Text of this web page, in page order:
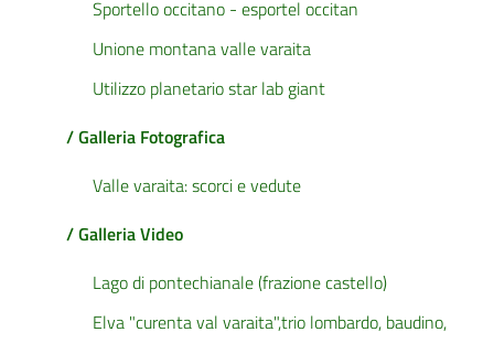
Sportello occitano - esportel occitan
Unione montana valle varaita
Utilizzo planetario star lab giant
/ Galleria Fotografica
Valle varaita: scorci e vedute
/ Galleria Video
Lago di pontechianale (frazione castello)
Elva "curenta val varaita",trio lombardo, baudino,